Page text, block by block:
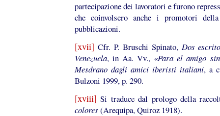
partecipazione dei lavoratori e furono
che coinvolsero anche i promotori
pubblicazioni.
[xvii] Cfr. P. Bruschi Spinato, Dos
Venezuela, in Aa. Vv., «Para el amigo
Mesdrano dagli amici iberisti italiani, a
Bulzoni 1999, p. 290.
[xviii] Si traduce dal prologo della
colores (Arequipa, Quiroz 1918).